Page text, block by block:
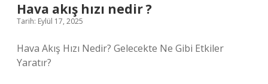
Hava akış hızı nedir ?
Tarih: Eylül 17, 2025
Hava Akış Hızı Nedir? Gelecekte Ne Gibi Etkiler
Yaratır?